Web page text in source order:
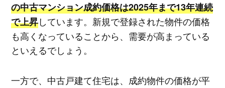
の中古マンション成約価格は2025年まで13年連続
で上昇しています。新規で登録された物件の価格
も高くなっていることから、需要が高まっている
といえるでしょう。
一方で、中古戸建て住宅は、成約物件の価格が平